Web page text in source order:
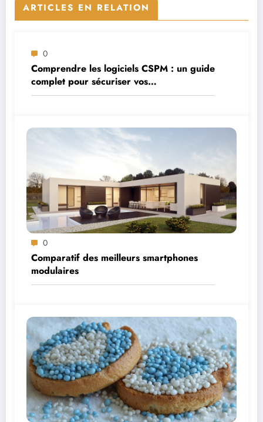
ARTICLES EN RELATION
0
Comprendre les logiciels CSPM : un guide
complet pour sécuriser vos
environnements cloud
0
Comparatif des meilleurs smartphones
modulaires